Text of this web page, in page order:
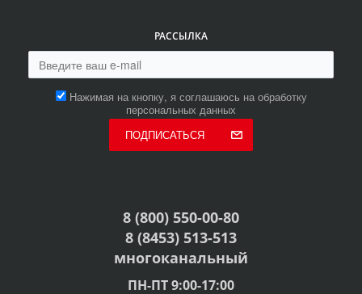
РАССЫЛКА
Нажимая на кнопку, я соглашаюсь на обработку
персональных данных
ПОДПИСАТЬСЯ
8 (800) 550-00-80
8 (8453) 513-513
многоканальный
ПН-ПТ 9:00-17:00